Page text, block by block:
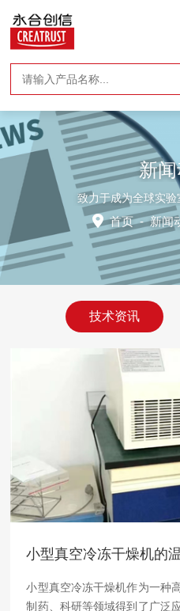
新
致力于成为全球实
首页-新闻
技术资讯
小型真空冷冻干燥机的
小型真空冷冻干燥机作为一种
制药、科研等领域得到了广泛